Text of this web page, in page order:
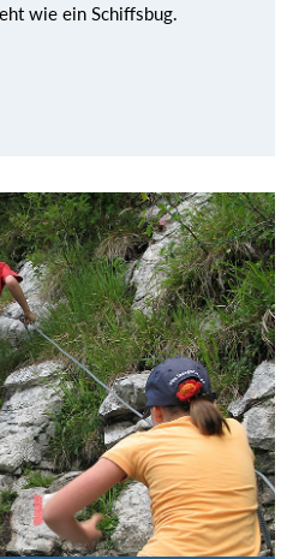
wie ein Schiffsbug.